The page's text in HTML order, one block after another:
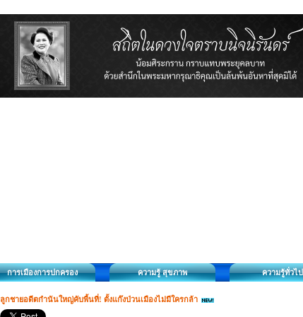
การเมืองการปกครอง ความรู้ สุขภาพ ความรู้ทั่วไป
ลูกชายอดีตกำนันใหญ่คับพื้นที่! ตั้งแก๊งป่วนเมืองไม่มีใครกล้า